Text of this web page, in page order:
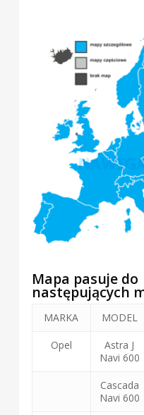
Mapa pasuje do
następujących
MARKA MODEL
Opel
Astra J
Navi 600
Cascada
Navi 600